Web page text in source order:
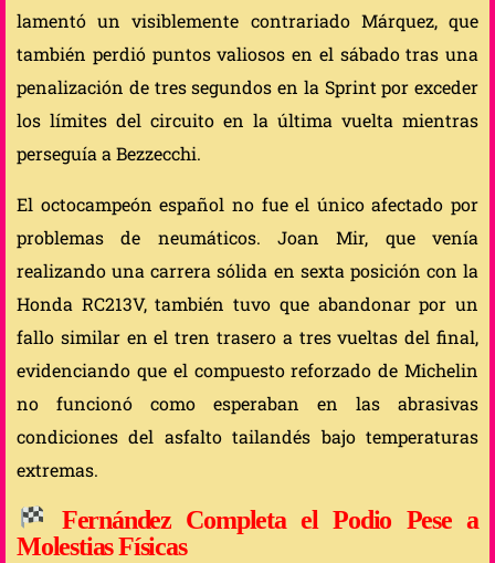
lamentó un visiblemente contrariado Márquez, que
también perdió puntos valiosos en el sábado tras una
penalización de tres segundos en la Sprint por exceder
los límites del circuito en la última vuelta mientras
perseguía a Bezzecchi.
El octocampeón español no fue el único afectado por
problemas de neumáticos. Joan Mir, que venía
realizando una carrera sólida en sexta posición con la
Honda RC213V, también tuvo que abandonar por un
fallo similar en el tren trasero a tres vueltas del final,
evidenciando que el compuesto reforzado de Michelin
no funcionó como esperaban en las abrasivas
condiciones del asfalto tailandés bajo temperaturas
extremas.
Fernández Completa el Podio Pese a
Molestias Físicas